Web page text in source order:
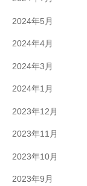
2024年5月
2024年4月
2024年3月
2024年1月
2023年12月
2023年11月
2023年10月
2023年9月